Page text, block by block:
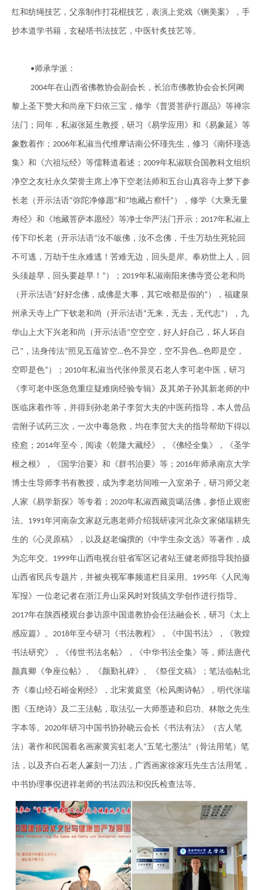
红和纺绳技艺，父亲制作打花棍技艺，表演上党戏《铡美案》，手
抄本道学书籍，玄秘塔书法技艺，中医针炙 技艺等。
•师承学派：
2004年在山西省佛教协会副会长，长治市佛教协会会长阿阇
黎上圣下赞大和尚座下归依三宝， 修学《普贤菩萨行愿品》等禅宗
法门；同年，私淑张延生教授，研习《易学应用》和《易象延》等
象数着作； 2006年私淑当代维摩诘南公怀瑾先生， 修习《南怀瑾选
集》和《六祖坛经》等儒释道着述； 2009年私淑联合国教科文组织
净空之友社永久荣誉主席上净下空老法师和五台山真容寺上梦下参
长老（开示法语“弥陀净修愿”和 “地藏占察忏” ）， 修学《大乘无量
寿经》和《地藏菩萨本愿经》等净士华严法门开示； 2017年私淑上
传下印长老（开示法语“汝不皈佛，汝不念佛，千生万劫生死轮回
不可逃，万劫千生永难逃！苦难无边，回头是岸。奉劝世上人，回
头须趁早，回头要趁早！ ” ）； 2019年私淑南阳来佛寺贤公老和尚
（开示法语“好好念佛，成佛是大事，其它啥都是假的” ），福建泉
州承天寺上广下钦老和尚（开示法语“无来，无去，无代志” ），九
华山上大下兴老和尚（开示法语“空空空，好人好自己，坏人坏自
己” ，法身传法“照见五蕴皆空…色不异空，空不异色…色即是空，
空即是色” ）； 2010年私淑当代张仲景灵石老人李可老中医，研习
《李可老中医急危重症疑难病经验专辑》及其弟子孙其新老师的中
医临床着作等，并得到孙老弟子李贺大夫的中医药指导，本人曾品
尝附子试药三次，一次中毒急救，均在李贺大夫的指导帮助下得以
痊愈 ； 2014年至今，阅读《乾 隆大藏经》，《佛经全集》，《圣学
根之根》，《国学治要》和《群书治要》等； 2016年师承南京大学
博士生导师李书有教授，成为李老坊间唯一入室弟子，研习师父老
人家《易学新探》等专着 ； 2020年私淑西藏贡噶活佛，参悟止观密
法。 1991年河南杂文家赵元惠老师介绍我研读河北杂文家储瑞耕先
生的《心灵原稿》，以及赵老编撰的《中学生杂文选》等著作 ，成
为忘年交。 1999年山西电视台驻省军区记者站王健老师指导我拍摄
山西省民兵专题片，并被央视军事频道栏 目 采用。 1995年《人民海
军报》一位老记者在浙江舟山采 风时对我搞文学创作进行指导。
2017年在陕西楼观台参访原中国道教协会任法融会长，研习《太上
感应篇》。 2018年至今研习《书法教程》，《中国书法》，《敦煌
书法研究》，《传世书法名帖》，《中华书法全集》等，师法唐代
颜真卿《争座位帖》、《颜勤礼碑》、《祭侄文稿》；笔法临帖北
齐《泰山经石峪金刚经》，北宋黄庭坚《松风阁诗帖》，明代张瑞
图《五绝诗》及二王法帖，取法弘一大师墨迹和启功 林散之先生
字本等。 2020年研习中国书协孙晓云会长《书法有法》（古人笔
法） 著作和民国着名画家黄宾虹老人 “五笔七墨法” （骨法用笔）笔
法，以及齐白石老人篆刻一刀法，广西画家徐家珏先生古法用笔，
中书协理事倪进祥老师的书法四法和倪氏检查法等。